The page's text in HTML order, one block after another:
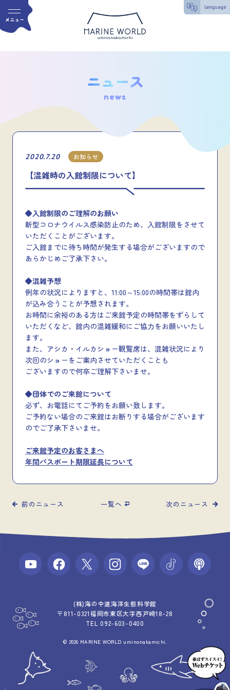
news
2020.7.20 お知らせ
【混雑時の入館制限について】
◆入館制限のご理解のお願い
新型コロナウイルス感染防止のため、入館制限をさせて
いただくことがございます。
ご入館までに待ち時間が発生する場合がございますので
あらかじめご了承下さい。
◆混雑予想
例年の状況によりますと、11:00～15:00の時間帯は館内
が込み合うことが予想されます。
お時間に余裕のある方はご来館予定の時間帯をずらして
いただくなど、館内の混雑緩和にご協力をお願いいたし
ます。
また、アシカ・イルカショー観覧席は、混雑状況により
次回のショーをご案内させていただくことも
ございますので何卒ご理解下さいませ。
◆団体でのご来館について
必ず、お電話にてご予約をお願い致します。
ご予約ない場合のご来館はお断りする場合がございます
のでご了承下さいませ。
ご来館予定のお客さまへ
年間パスポート期限延長について
前のニュース 一覧へ 次のニュース
(株)海の中道海洋生態科学館
〒811-0321福岡市東区大字西戸崎18-28
TEL 092-603-0400
© 2026 MARINE WORLD uminonakamichi.